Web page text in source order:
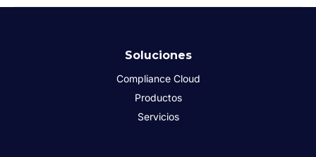
Soluciones
Compliance Cloud
Productos
Servicios